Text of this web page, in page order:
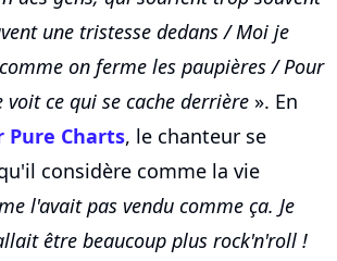
une tristesse dedans / Moi je
on ferme les paupières / Pour
voit ce qui se cache derrière ». En
Charts, le chanteur se
considère comme la vie
l'avait pas vendu comme ça. Je
être beaucoup plus rock'n'roll !